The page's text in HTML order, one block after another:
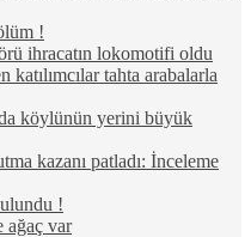
!
ihracatın lokomotifi oldu
tahta arabalarla
köylünün yerini büyük
kazanı patladı: İnceleme
!
ağaç var